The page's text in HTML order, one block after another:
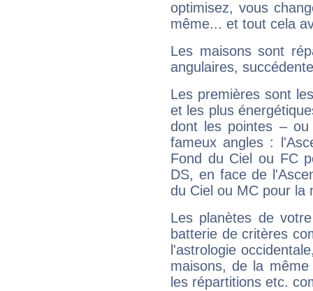
optimisez, vous
même... et tout cela
Les maisons sont
angulaires,
Les premières sont
et les plus
dont les pointes –
fameux angles :
Fond du Ciel ou FC
DS, en face de
du Ciel ou MC pour la
Les planètes de
batterie de critères
l'astrologie
maisons, de la
les répartitions etc.